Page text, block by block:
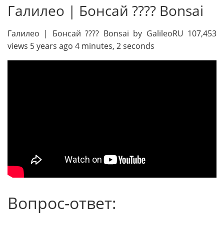
Галилео | Бонсай ???? Bonsai
Галилео | Бонсай ???? Bonsai by GalileoRU 107,453
views 5 years ago 4 minutes, 2 seconds
Вопрос-ответ: